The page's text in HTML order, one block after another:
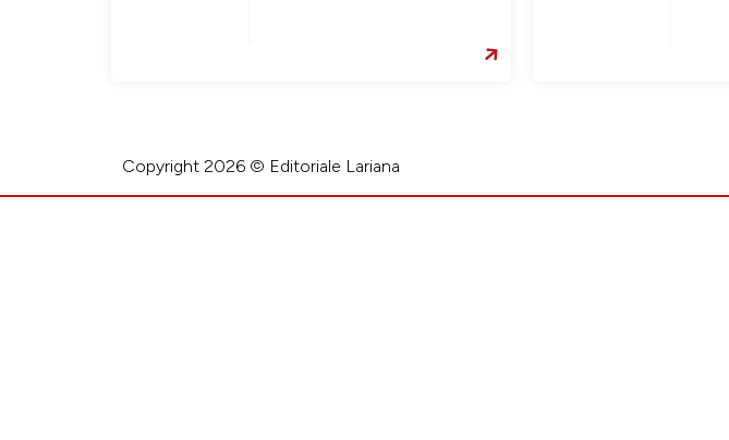
Copyright 2026 © Editoriale Lariana